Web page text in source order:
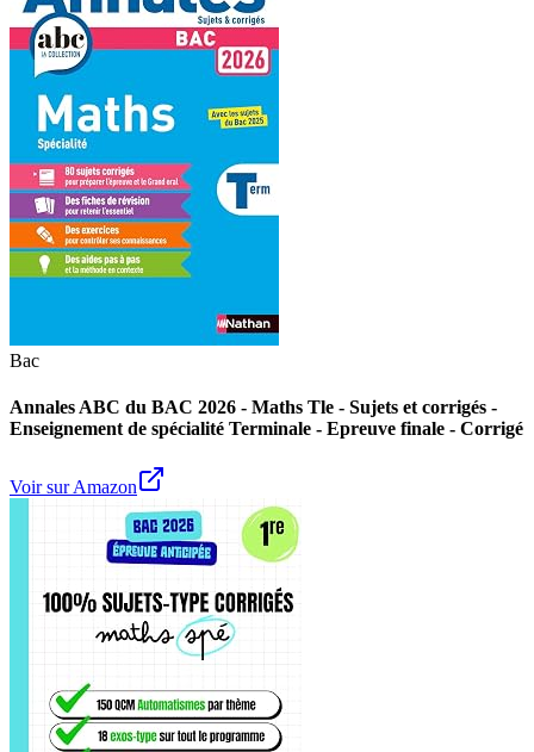
Bac
Annales ABC du BAC 2026 - Maths Tle - Sujets et corrigés -
Enseignement de spécialité Terminale - Epreuve finale - Corrigé
Voir sur Amazon